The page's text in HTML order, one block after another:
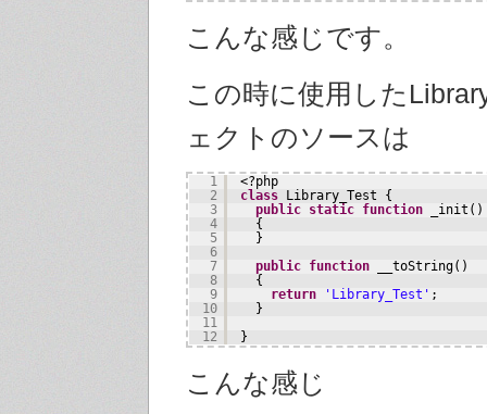
こんな感じです。
この時に使用した
ェクトのソースは
1
2
3
4
5
6
7
8
9
10
11
12
<?php
class Library_Test {
public static function
_init()
{
}
public function
__toString()
{
return
'Library_Test' ;
}
}
こんな感じ